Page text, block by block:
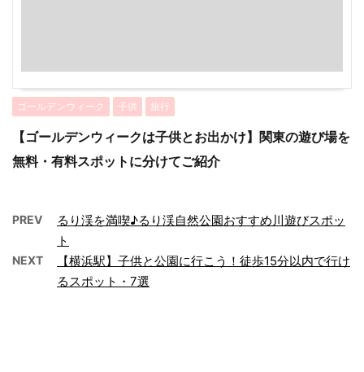
ゴールデンウィーク 子供 旅行
【ゴールデンウィークは子供とお出かけ】関東の遊び場を
無料・有料スポットに分けてご紹介
PREV
るり渓を満喫♪るり渓自然公園おすすめ川遊びスポッ
ト
NEXT
【横浜駅】子供と公園に行こう！徒歩15分以内で行け
るスポット・7選